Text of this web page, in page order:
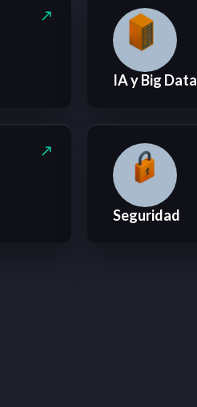
IA y Big Data
Seguridad